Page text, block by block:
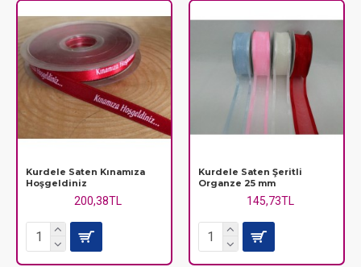
Kurdele Saten Kınamıza
Hoşgeldiniz
200,38TL
Kurdele Saten Şeritli
Organze 25 mm
145,73TL